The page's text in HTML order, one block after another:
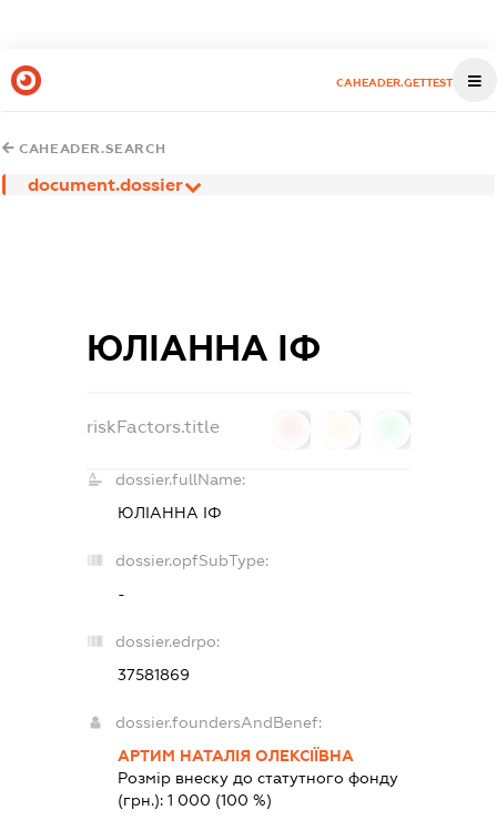
CAHEADER.GETTEST
CAHEADER.SEARCH
document.dossier
ЮЛІАННА ІФ
riskFactors.title
dossier.fullName:
ЮЛІАННА ІФ
dossier.opfSubType:
-
dossier.edrpo:
37581869
dossier.foundersAndBenef:
АРТИМ НАТАЛІЯ ОЛЕКСІЇВНА
Розмір внеску до статутного фонду
(грн.):1 000 (100 %)